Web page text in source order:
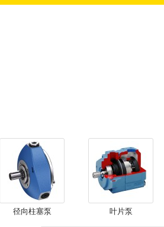
径向柱塞泵 叶片泵